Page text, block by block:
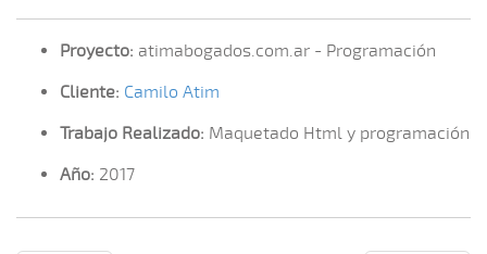
Proyecto: atimabogados.com.ar - Programación
Cliente: Camilo Atim
Trabajo Realizado: Maquetado Html y programación
Año: 2017